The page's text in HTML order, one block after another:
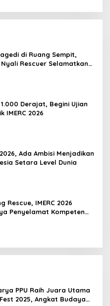
di Ruang Sempit,
Nyali Rescuer Selamatkan
Derajat, Begini Ujian
IMERC 2026
Ada Ambisi Menjadikan
Setara Level Dunia
Rescue, IMERC 2026
Penyelamat Kompeten
PPU Raih Juara Utama
2025, Angkat Budaya